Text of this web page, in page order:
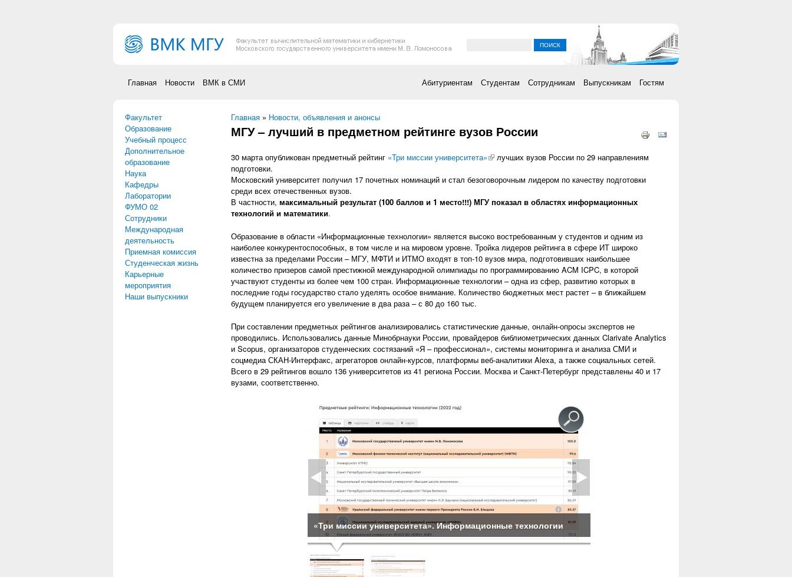
Главная Новости ВМК в СМИ Абитуриентам Студентам Сотрудникам Выпускникам Гостям
Факультет
Образование
Учебный процесс
Дополнительное
образование
Наука
Кафедры
Лаборатории
ФУМО 02
Сотрудники
Международная
деятельность
Приемная комиссия
Студенческая жизнь
Карьерные
мероприятия
Наши выпускники
Вы здесь
Главная » Новости, объявления и анонсы
МГУ – лучший в предметном рейтинге вузов России
30 марта опубликован предметный рейтинг «Три миссии университета»(внешняя ссылка)
лучших вузов России по 29 направлениям
подготовки.
Московский университет получил 17 почетных номинаций и стал безоговорочным лидером по качеству подготовки
среди всех отечественных вузов.
В частности, максимальный результат (100 баллов и 1 место!!!) МГУ показал в областях информационных
технологий и математики.
Образование в области «Информационные технологии» является высоко востребованным у студентов и одним из
наиболее конкурентоспособных, в том числе и на мировом уровне. Тройка лидеров рейтинга в сфере ИТ широко
известна за пределами России – МГУ, МФТИ и ИТМО входят в топ-10 вузов мира, подготовивших наибольшее
количество призеров самой престижной международной олимпиады по программированию ACM ICPC, в которой
участвуют студенты из более чем 100 стран. Информационные технологии – одна из сфер, развитию которых в
последние годы государство стало уделять особое внимание. Количество бюджетных мест растет – в ближайшем
будущем планируется его увеличение в два раза – с 80 до 160 тыс.
При составлении предметных рейтингов анализировались статистические данные, онлайн-опросы экспертов не
проводились. Использовались данные Минобрнауки России, провайдеров библиометрических данных Clarivate Analytics
и Scopus, организаторов студенческих состязаний «Я – профессионал», системы мониторинга и анализа СМИ и
соцмедиа СКАН-Интерфакс, агрегаторов онлайн-курсов, платформы веб-аналитики Alexa, а также социальных сетей.
Всего в 29 рейтингов вошло 136 университетов из 41 региона России. Москва и Санкт-Петербург представлены 40 и 17
вузами, соответственно.
«Три миссии университета». Информационные технологии